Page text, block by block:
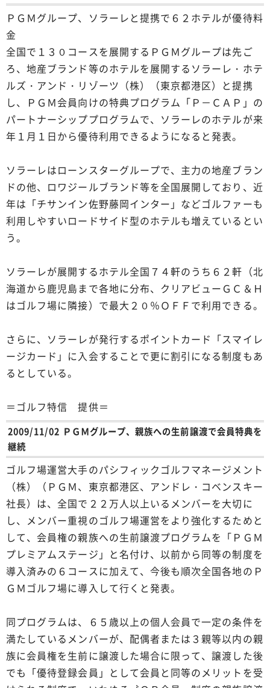
ＰＧＭグループ、ソラーレと提携で６２ホテルが優待料
金
全国で１３０コースを展開するＰＧＭグループは先ご
ろ、地産ブランド等のホテルを展開するソラーレ・ホテ
ルズ・アンド・リゾーツ（株）（東京都港区）と提携
し、ＰＧＭ会員向けの特典プログラム「Ｐ－ＣＡＰ」の
パートナーシッププログラムで、ソラーレのホテルが来
年１月１日から優待利用できるようになると発表。
ソラーレはローンスターグループで、主力の地産ブラン
ドの他、ロワジールブランド等を全国展開しており、近
年は「チサンイン佐野藤岡インター」などゴルファーも
利用しやすいロードサイド型のホテルも増えているとい
う。
ソラーレが展開するホテル全国７４軒のうち６２軒（北
海道から鹿児島まで各地に分布、クリアビューＧＣ＆Ｈ
はゴルフ場に隣接）で最大２０％ＯＦＦで利用できる。
さらに、ソラーレが発行するポイントカード「スマイレ
ージカード」に入会することで更に割引になる制度もあ
るとしている。
＝ゴルフ特信 提供＝
2009/11/02 ＰＧＭグループ、親族への生前譲渡で会員特典を
継続
ゴルフ場運営大手のパシフィックゴルフマネージメント
（株）（ＰＧＭ、東京都港区、アンドレ・コベンスキー
社長）は、全国で２２万人以上いるメンバーを大切に
し、メンバー重視のゴルフ場運営をより強化するためと
して、会員権の親族への生前譲渡プログラムを「ＰＧＭ
プレミアムステージ」と名付け、以前から同等の制度を
導入済みの６コースに加えて、今後も順次全国各地のＰ
ＧＭゴルフ場に導入して行くと発表。
同プログラムは、６５歳以上の個人会員で一定の条件を
満たしているメンバーが、配偶者または３親等以内の親
族に会員権を生前に譲渡した場合に限って、譲渡した後
でも「優待登録会員」として会員と同等のメリットを受